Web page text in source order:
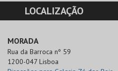
LOCALIZAÇÃO
MORADA
Rua da Barroca nº 59
1200-047 Lisboa